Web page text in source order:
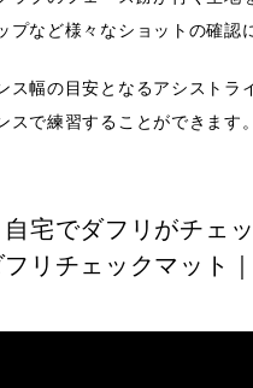
プなど様々なショットの確認
ス幅の目安となるアシストラ
スで練習することができます。
自宅でダフリがチェ
リチェックマット